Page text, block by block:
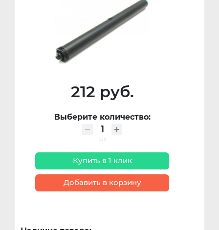
212 руб.
Выберите количество:
шт
Купить в 1 клик
Добавить в корзину